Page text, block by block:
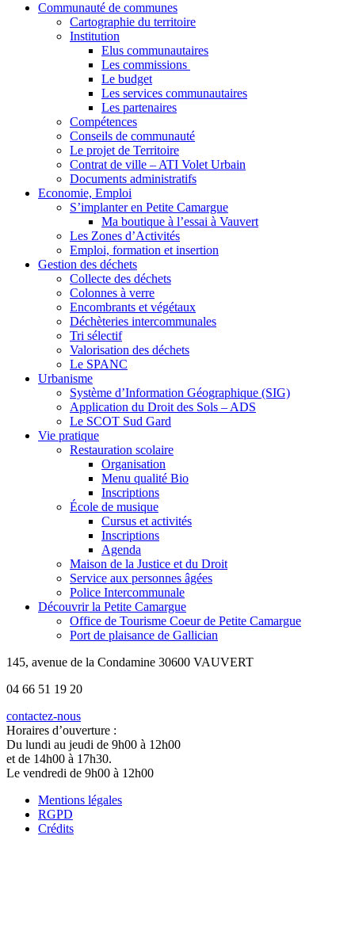
Communauté de communes
Cartographie du territoire
Institution
Elus communautaires
Les commissions
Le budget
Les services communautaires
Les partenaires
Compétences
Conseils de communauté
Le projet de Territoire
Contrat de ville – ATI Volet Urbain
Documents administratifs
Economie, Emploi
S’implanter en Petite Camargue
Ma boutique à l’essai à Vauvert
Les Zones d’Activités
Emploi, formation et insertion
Gestion des déchets
Collecte des déchets
Colonnes à verre
Encombrants et végétaux
Déchèteries intercommunales
Tri sélectif
Valorisation des déchets
Le SPANC
Urbanisme
Système d’Information Géographique (SIG)
Application du Droit des Sols – ADS
Le SCOT Sud Gard
Vie pratique
Restauration scolaire
Organisation
Menu qualité Bio
Inscriptions
École de musique
Cursus et activités
Inscriptions
Agenda
Maison de la Justice et du Droit
Service aux personnes âgées
Police Intercommunale
Découvrir la Petite Camargue
Office de Tourisme Coeur de Petite Camargue
Port de plaisance de Gallician
145, avenue de la Condamine 30600 VAUVERT
04 66 51 19 20
contactez-nous
Horaires d’ouverture :
Du lundi au jeudi de 9h00 à 12h00
et de 14h00 à 17h30.
Le vendredi de 9h00 à 12h00
Mentions légales
RGPD
Crédits